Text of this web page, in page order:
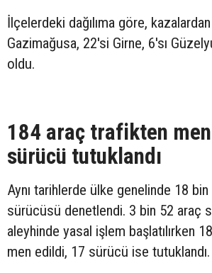
İlçelerdeki dağılıma göre,
Gazimağusa, 22'si Girne, 6'sı
oldu.
184 araç trafikten
sürücü tutuklandı
Aynı tarihlerde ülke genelinde 18
sürücüsü denetlendi. 3 bin 52 araç
aleyhinde yasal işlem başlatılırken
men edildi, 17 sürücü ise tutuklandı.